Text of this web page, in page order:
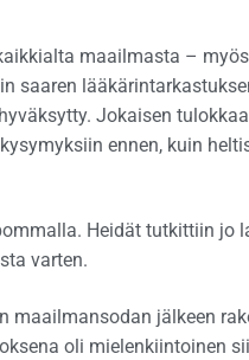
maailmasta –
saaren
Jokaisen
ennen, kuin
Heidät tutkittiin jo
varten.
maailmansodan jälkeen
oli mielenkiintoinen